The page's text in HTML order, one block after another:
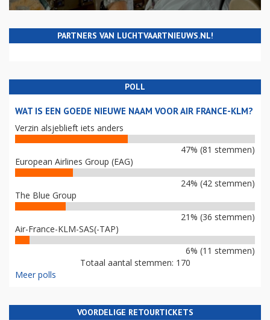
PARTNERS VAN LUCHTVAARTNIEUWS.NL!
POLL
WAT IS EEN GOEDE NIEUWE NAAM VOOR AIR FRANCE-KLM?
Verzin alsjeblieft iets anders
47% (81 stemmen)
European Airlines Group (EAG)
24% (42 stemmen)
The Blue Group
21% (36 stemmen)
Air-France-KLM-SAS(-TAP)
6% (11 stemmen)
Totaal aantal stemmen: 170
Meer polls
VOORDELIGE RETOURTICKETS